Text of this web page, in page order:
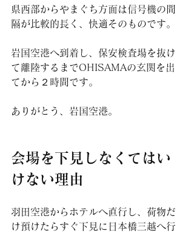
県西部からやまぐち方面は信号機の間
隔が比較的長く、快適そのものです。
岩国空港へ到着し、保安検査場を抜け
て離陸するまでOHISAMAの玄関を出
てから２時間です。
ありがとう、岩国空港。
会場を下見しなくてはい
けない理由
羽田空港からホテルへ直行し、荷物だ
け預けたらすぐ下見に日本橋三越へ行